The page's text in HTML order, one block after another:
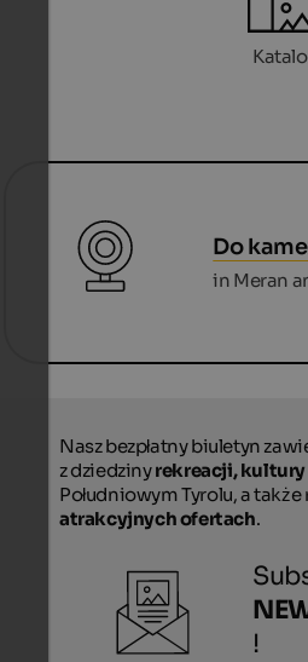
Do
in Meran
Nasz bezpłatny biuletyn
z dziedzinyrekreacji,
Południowym Tyrolu, a
atrakcyjnych ofertach.
!